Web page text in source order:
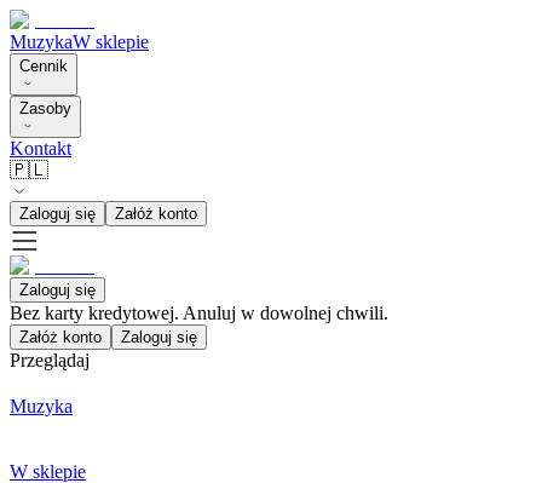
MuzykaW sklepie
Cennik
Zasoby
Kontakt
🇵🇱
Zaloguj się Załóż konto
Zaloguj się
Bez karty kredytowej. Anuluj w dowolnej chwili.
Załóż konto Zaloguj się
Przeglądaj
Muzyka
W sklepie